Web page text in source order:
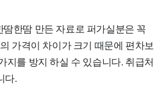
한땀 만든 자료로 퍼가실분은 꼭
가격이 차이가 크기 때문에 편차보
지를 방지 하실 수 있습니다. 취급처
다.